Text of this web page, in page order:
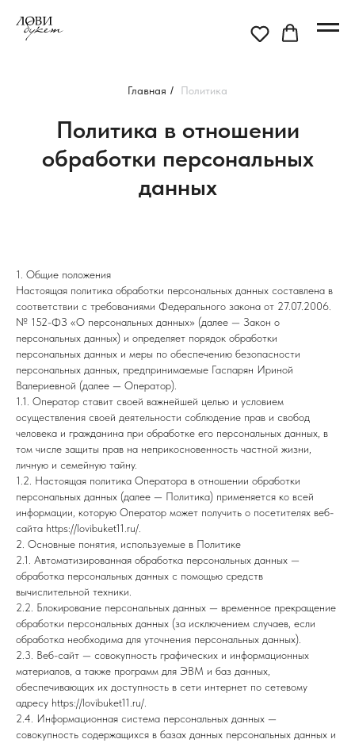
Главная / Политика
Политика в отношении
обработки персональных
данных
1. Общие положения
Настоящая политика обработки персональных данных составлена в
соответствии с требованиями Федерального закона от 27.07.2006.
№ 152-ФЗ «О персональных данных» (далее — Закон о
персональных данных) и определяет порядок обработки
персональных данных и меры по обеспечению безопасности
персональных данных, предпринимаемые Гаспарян Ириной
Валериевной (далее — Оператор).
1.1. Оператор ставит своей важнейшей целью и условием
осуществления своей деятельности соблюдение прав и свобод
человека и гражданина при обработке его персональных данных, в
том числе защиты прав на неприкосновенность частной жизни,
личную и семейную тайну.
1.2. Настоящая политика Оператора в отношении обработки
персональных данных (далее — Политика) применяется ко всей
информации, которую Оператор может получить о посетителях веб-
сайта https://lovibuket11.ru/.
2. Основные понятия, используемые в Политике
2.1. Автоматизированная обработка персональных данных —
обработка персональных данных с помощью средств
вычислительной техники.
2.2. Блокирование персональных данных — временное прекращение
обработки персональных данных (за исключением случаев, если
обработка необходима для уточнения персональных данных).
2.3. Веб-сайт — совокупность графических и информационных
материалов, а также программ для ЭВМ и баз данных,
обеспечивающих их доступность в сети интернет по сетевому
адресу https://lovibuket11.ru/.
2.4. Информационная система персональных данных —
совокупность содержащихся в базах данных персональных данных и